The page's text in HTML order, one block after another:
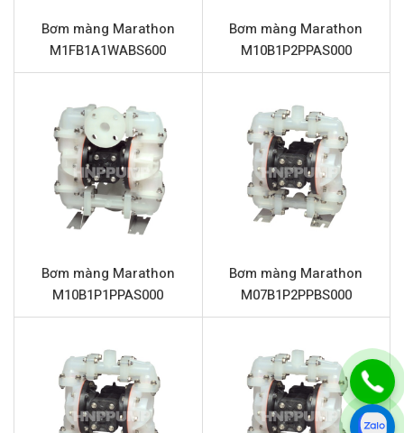
Vật liệu màng
PTFE (Teflon)
Vật liệu bi
Vật liệu đế bi
PTFE (Teflon)
Đường cấp khí
1/2” (Kết nối ren)
Phần trung tâm
Giảm thanh (Mufler)
Đặc điểm nổi bật Marathon
ưu điểm vượt trội, tối ưu hóa hiệu suất và độ bền trong
môi trường công nghiệp khắc nghiệt:
Khả năng chống ăn mòn hiệu quả:Thân bơm bằng
Bơm màng Marathon
M1FB1A1WABS600
Bơm màng Marathon
M10B1P2PPAS000
Bơm màng Marathon
M10B1P1PPAS000
Bơm màng Marathon
M07B1P2PPBS000